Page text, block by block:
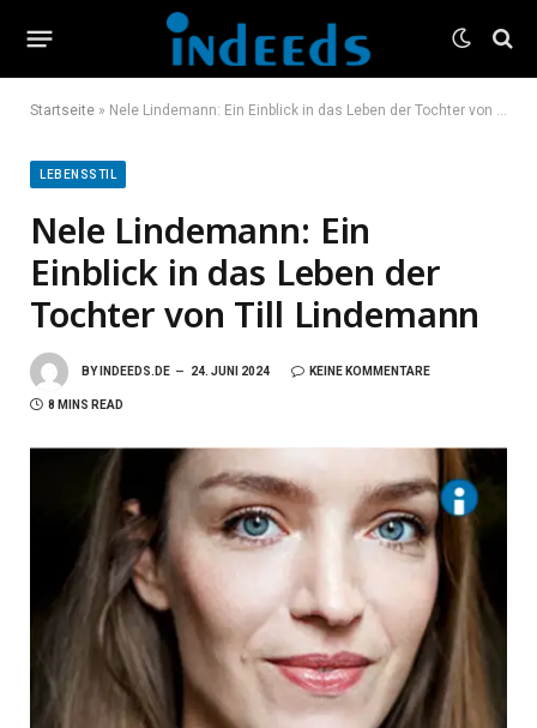
Startseite » Nele Lindemann: Ein Einblick in das Leben der Tochter von Till Lindemann
LEBENSSTIL
Nele Lindemann: Ein
Einblick in das Leben der
Tochter von Till Lindemann
BY INDEEDS.DE 24. JUNI 2024 KEINE KOMMENTARE
8 MINS READ